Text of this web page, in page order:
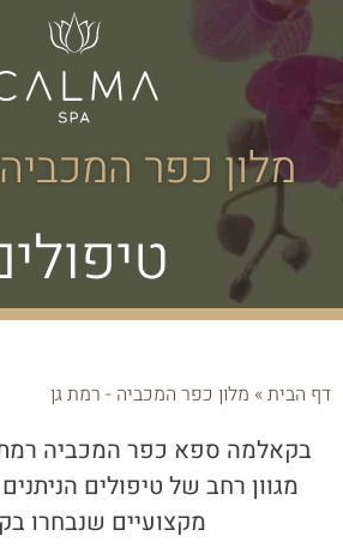
מלון כפר
דף הבית» מלון כפר המכביה - רמת גן
בקאלמה ספא כפר המכביה רמת
מגוון רחב של טיפולים
מקצועיים שנבחרו